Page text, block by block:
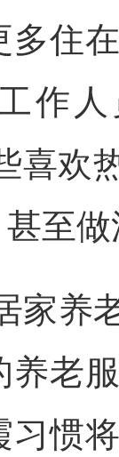
住
作
喜欢
至
家养
老
惯